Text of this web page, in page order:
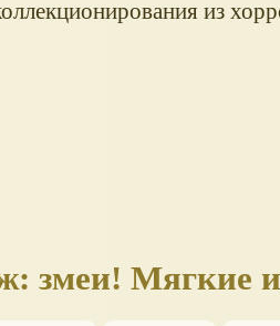
из
змеи! Мягкие